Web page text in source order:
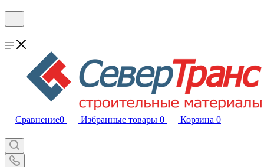
Сравнение0 Избранные товары 0 Корзина 0